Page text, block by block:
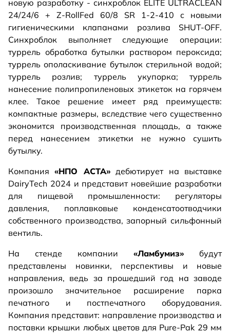
новую разработку - синхроблок ELITE ULTRACLEAN
24/24/6 + Z-RollFed 60/8 SR 1-2-410 с новыми
гигиеническими клапанами розлива SHUT-OFF.
Синхроблок выполняет следующие операции:
туррель обработка бутылки раствором пероксида;
туррель ополаскивание бутылок стерильной водой;
туррель розлив; туррель укупорка; туррель
нанесение полипропиленовых этикеток на горячем
клее. Такое решение имеет ряд преимуществ:
компактные размеры, вследствие чего существенно
экономится производственная площадь, а также
перед нанесением этикетки не нужно сушить
бутылку.
Компания«НПО АСТА»дебютирует на выставке
DairyTech 2024 и представит новейшие разработки
для пищевой промышленности: регуляторы
давления, поплавковые конденсатоотводчики
собственного производства, запорный сильфонный
вентиль.
На стенде компании «Ламбумиз» будут
представлены новинки, перспективы и новые
направления, ведь за прошедший год на заводе
произошло значительное расширение парка
печатного и постпечатного оборудования.
Компания представит: направление производства и
поставки крышки любых цветов для Pure-Pak 29 мм